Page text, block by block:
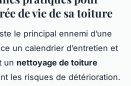
de vie de sa toiture
le principal ennemi d’une
un calendrier d’entretien et
un nettoyage de toiture
les risques de détérioration.